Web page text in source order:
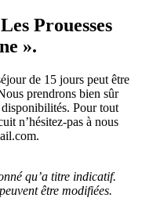
Prouesses
».
de 15 jours peut être
prendrons bien sûr
Pour tout
n’hésitez-pas à nous
qu’a titre indicatif.
être modifiées.